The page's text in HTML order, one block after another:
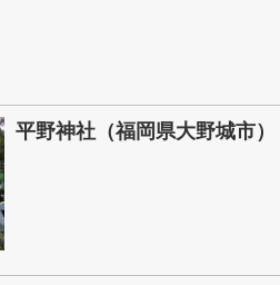
平野神社（福岡県大野城市）